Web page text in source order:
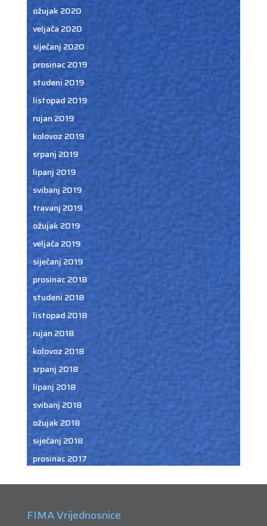
ožujak 2020
veljača 2020
siječanj 2020
prosinac 2019
studeni 2019
listopad 2019
rujan 2019
kolovoz 2019
srpanj 2019
lipanj 2019
svibanj 2019
travanj 2019
ožujak 2019
veljača 2019
siječanj 2019
prosinac 2018
studeni 2018
listopad 2018
rujan 2018
kolovoz 2018
srpanj 2018
lipanj 2018
svibanj 2018
ožujak 2018
siječanj 2018
prosinac 2017
FIMA Vrijednosnice